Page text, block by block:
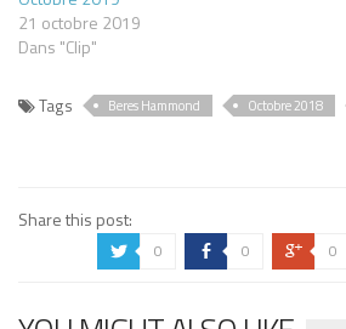
21 octobre 2019
Dans "Clip"
Tags Beres Hammond Octobre 2018
Share this post:
a 0 b 0 c 0